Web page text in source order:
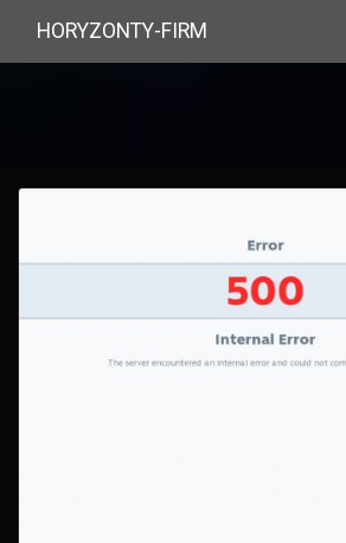
HORYZONTY-FIRM